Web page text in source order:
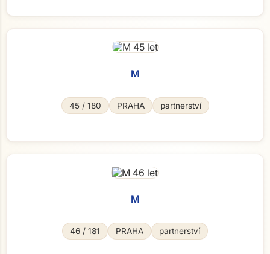
M
45 / 180 PRAHA partnerství
M
46 / 181 PRAHA partnerství